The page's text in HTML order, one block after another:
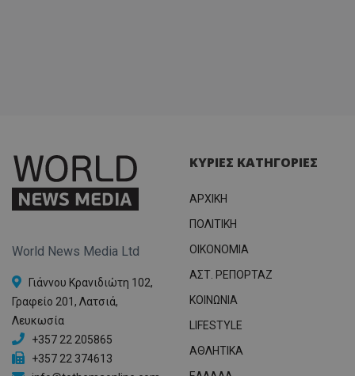
World News Media Ltd
Γιάννου Κρανιδιώτη 102,
Γραφείο 201, Λατσιά,
Λευκωσία
+357 22 205865
+357 22 374613
ΚΥΡΙΕΣ ΚΑΤΗΓΟΡΙΕΣ
ΑΡΧΙΚΗ
ΠΟΛΙΤΙΚΗ
OIKONOMIA
ΑΣΤ. ΡΕΠΟΡΤΑΖ
ΚΟΙΝΩΝΙΑ
LIFESTYLE
ΑΘΛΗΤΙΚΑ